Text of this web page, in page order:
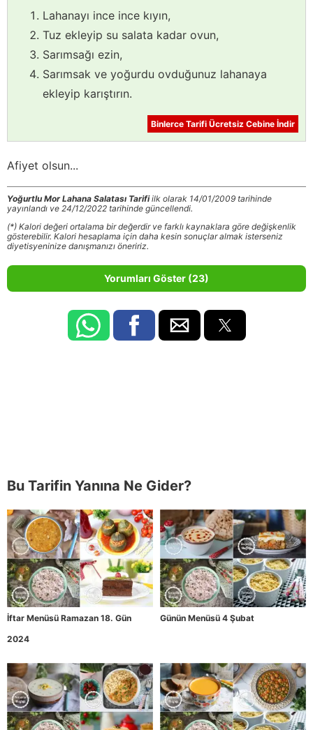
Lahanayı ince ince kıyın,
Tuz ekleyip su salata kadar ovun,
Sarımsağı ezin,
Sarımsak ve yoğurdu ovduğunuz lahanaya
ekleyip karıştırın.
Binlerce Tarifi Ücretsiz Cebine İndir
Afiyet olsun...
Yoğurtlu Mor Lahana Salatası Tarifiilk olarak 14/01/2009 tarihinde
yayınlandı ve 24/12/2022 tarihinde güncellendi.
(*) Kalori değeri ortalama bir değerdir ve farklı kaynaklara göre değişkenlik
gösterebilir. Kalori hesaplama için daha kesin sonuçlar almak isterseniz
diyetisyeninize danışmanızı öneririz.
Yorumları Göster (23)
Bu Tarifin Yanına Ne Gider?
İftar Menüsü Ramazan 18. Gün
2024
Günün Menüsü 4 Şubat